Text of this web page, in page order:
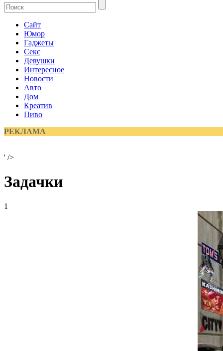
Сайт
Юмор
Гаджеты
Секс
Девушки
Интересное
Новости
Авто
Дом
Креатив
Пиво
РЕКЛАМА
' />
Задачки
1